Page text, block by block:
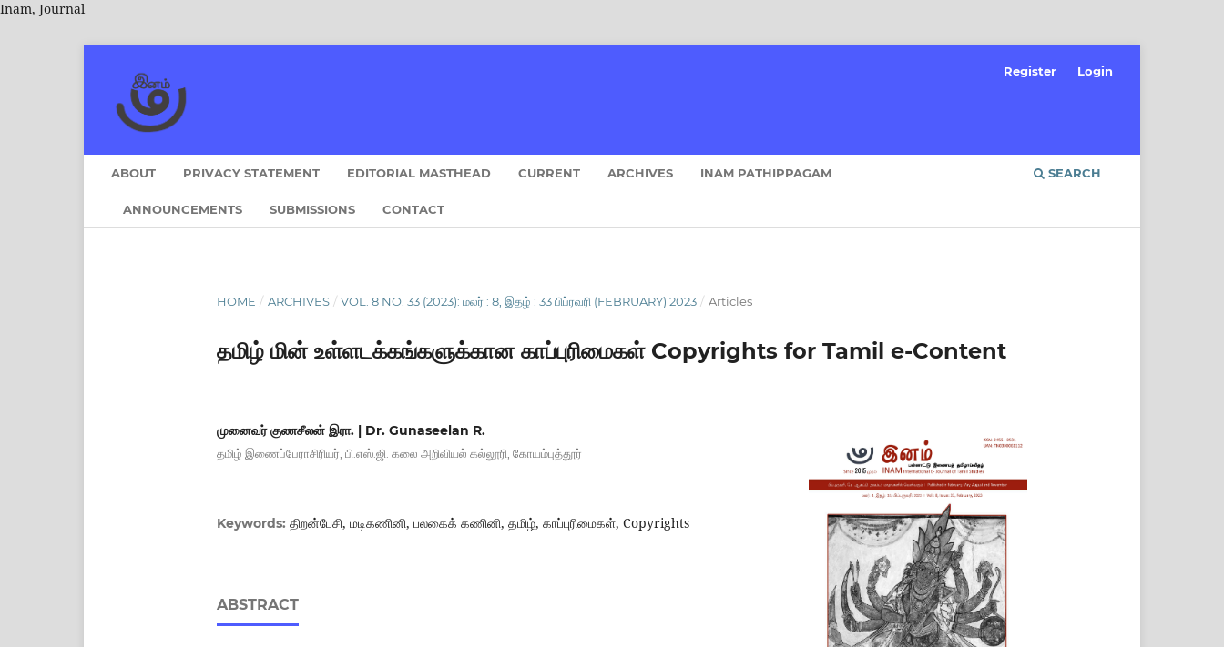
Inam, Journal
ABOUT PRIVACY STATEMENT EDITORIAL MASTHEAD CURRENT ARCHIVES INAM PATHIPPAGAM
ANNOUNCEMENTS SUBMISSIONS CONTACT
SEARCH
Register Login
HOME / ARCHIVES / VOL. 8 NO. 33 (2023): மலர் : 8, இதழ் : 33 பிப்ரவரி (FEBRUARY) 2023 / Articles
தமிழ் மின் உள்ளடக்கங்களுக்கான காப்புரிமைகள் Copyrights for Tamil e-Content
முனைவர் குணசீலன் இரா. | Dr. Gunaseelan R.
தமிழ் இணைப்பேராசிரியர், பி.எஸ்.ஜி. கலை அறிவியல் கல்லூரி, கோயம்புத்தூர்
Keywords: திறன்பேசி, மடிகணினி, பலகைக் கணினி, தமிழ், காப்புரிமைகள், Copyrights
ABSTRACT